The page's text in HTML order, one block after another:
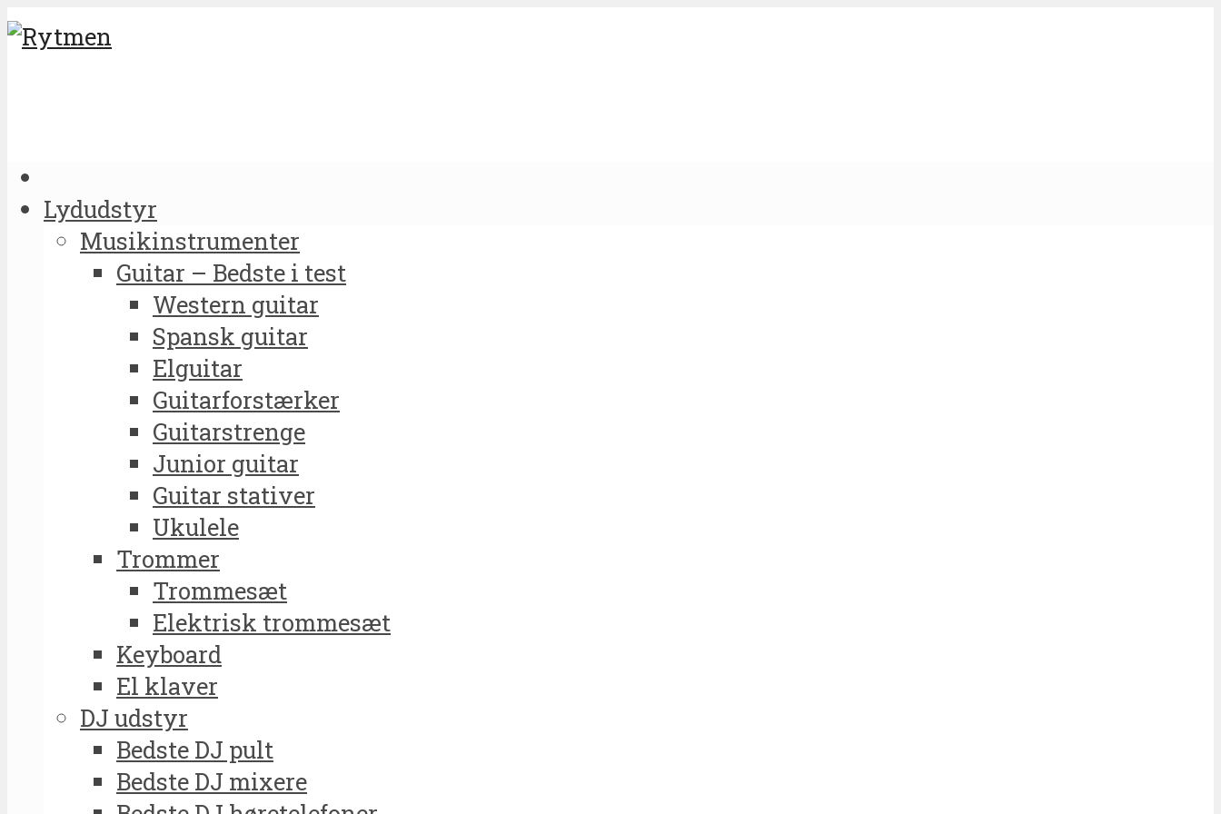
Lydudstyr
Musikinstrumenter
Guitar – Bedste i test
Western guitar
Spansk guitar
Elguitar
Guitarforstærker
Guitarstrenge
Junior guitar
Guitar stativer
Ukulele
Trommer
Trommesæt
Elektrisk trommesæt
Keyboard
El klaver
DJ udstyr
Bedste DJ pult
Bedste DJ mixere